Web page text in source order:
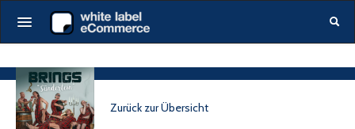
Alle events
Gutscheine
Zurück zur Übersicht